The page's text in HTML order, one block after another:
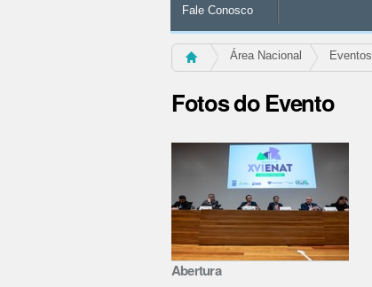
Fale Conosco
Área Nacional Eventos
Fotos do Evento
Abertura